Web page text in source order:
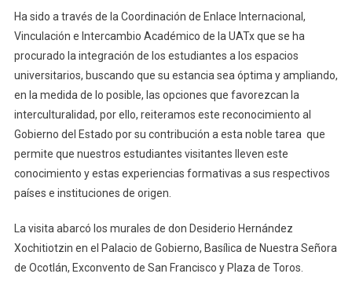
Ha sido a través de la Coordinación de Enlace Internacional,
Vinculación e Intercambio Académico de la UATx que se ha
procurado la integración de los estudiantes a los espacios
universitarios, buscando que su estancia sea óptima y ampliando,
en la medida de lo posible, las opciones que favorezcan la
interculturalidad, por ello, reiteramos este reconocimiento al
Gobierno del Estado por su contribución a esta noble tarea que
permite que nuestros estudiantes visitantes lleven este
conocimiento y estas experiencias formativas a sus respectivos
países e instituciones de origen.
La visita abarcó los murales de don Desiderio Hernández
Xochitiotzin en el Palacio de Gobierno, Basílica de Nuestra Señora
de Ocotlán, Exconvento de San Francisco y Plaza de Toros.